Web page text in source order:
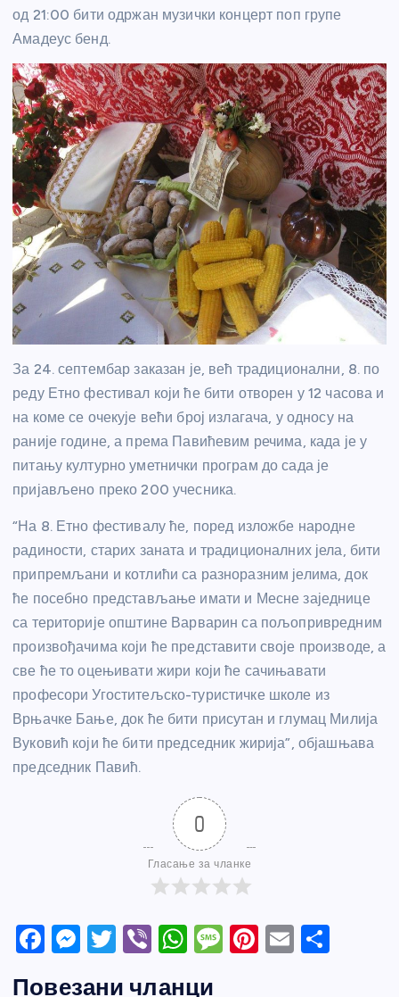
од 21:00 бити одржан музички концерт поп групе
Амадеус бенд.
За 24. септембар заказан је, већ традиционални, 8. по
реду Етно фестивал који ће бити отворен у 12 часова и
на коме се очекује већи број излагача, у односу на
раније године, а према Павићевим речима, када је у
питању културно уметнички програм до сада је
пријављено преко 200 учесника.
“На 8. Етно фестивалу ће, поред изложбе народне
радиности, старих заната и традиционалних јела, бити
припремљани и котлићи са разноразним јелима, док
ће посебно представљање имати и Месне заједнице
са територије општине Варварин са пољопривредним
произвођачима који ће представити своје производе, а
све ће то оцењивати жири који ће сачињавати
професори Угоститељско-туристичке школе из
Врњачке Бање, док ће бити присутан и глумац Милија
Вуковић који ће бити председник жирија”, објашњава
председник Павић.
0
Гласање за чланке
F
M T
Vi W M Pi E
Повезани чланци